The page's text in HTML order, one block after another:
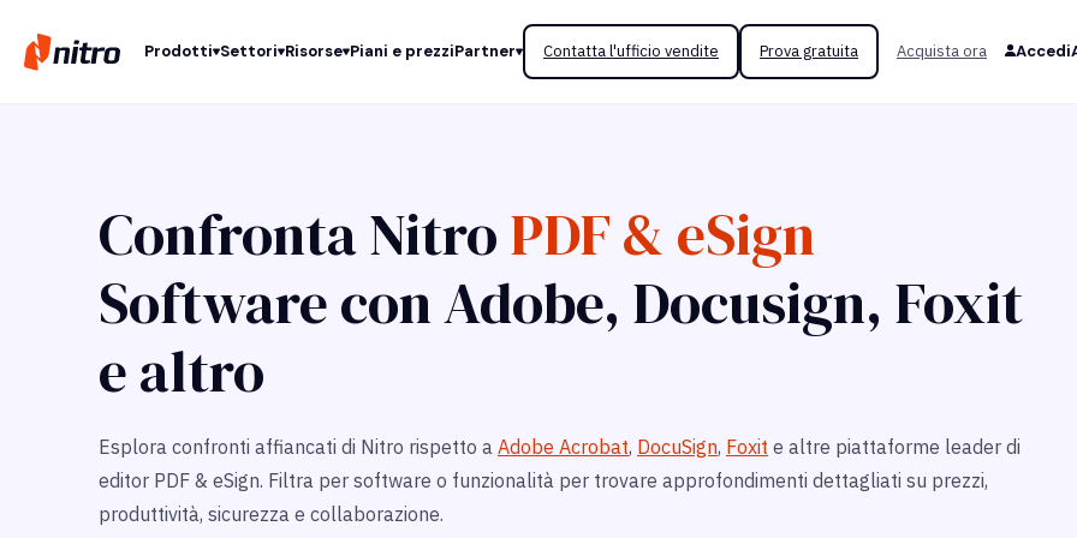
Prodotti Settori Risorse Piani e prezziPartner Contatta l'ufficio vendite Prova gratuita Acquista ora Accedi
Confronta NitroPDF & eSign
Software con Adobe, Docusign, Foxit
e altro
Esplora confronti affiancati di Nitro rispetto a Adobe Acrobat, DocuSign, Foxit e altre piattaforme leader di
editor PDF & eSign. Filtra per software o funzionalità per trovare approfondimenti dettagliati su prezzi,
produttività, sicurezza e collaborazione.